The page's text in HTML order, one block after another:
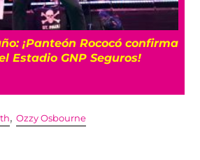
sumergirte en la dulce
de Elliott Smith
,Ozzy Osbourne